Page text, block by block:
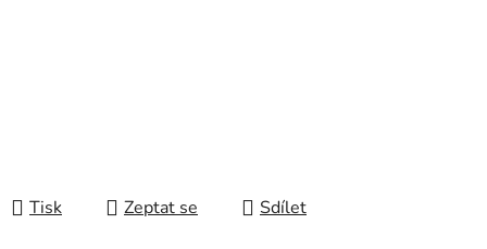
Tisk Zeptat se Sdílet